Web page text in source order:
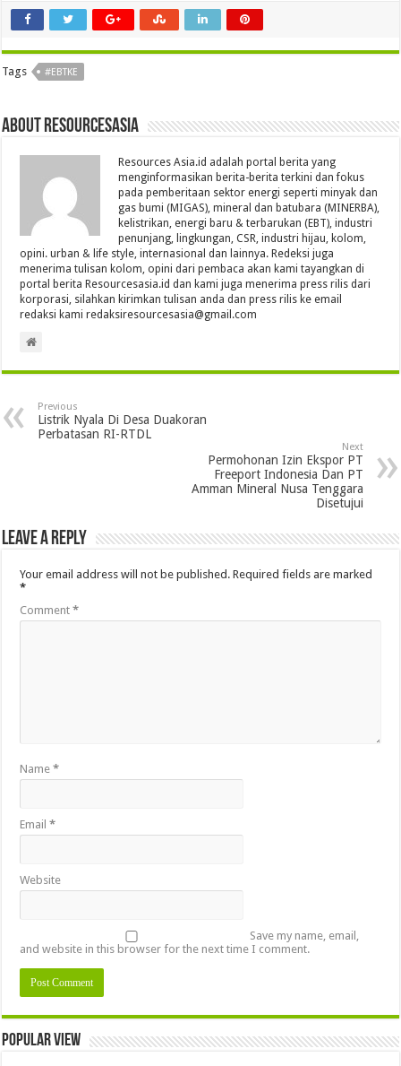
Tags #EBTKE
About Resourcesasia
Resources Asia.id adalah portal berita yang
menginformasikan berita-berita terkini dan fokus
pada pemberitaan sektor energi seperti minyak dan
gas bumi (MIGAS), mineral dan batubara (MINERBA),
kelistrikan, energi baru & terbarukan (EBT), industri
penunjang, lingkungan, CSR, industri hijau, kolom,
opini. urban & life style, internasional dan lainnya. Redeksi juga
menerima tulisan kolom, opini dari pembaca akan kami tayangkan di
portal berita Resourcesasia.id dan kami juga menerima press rilis dari
korporasi, silahkan kirimkan tulisan anda dan press rilis ke email
redaksi kami redaksiresourcesasia@gmail.com
Previous
Listrik Nyala Di Desa Duakoran
Perbatasan RI-RTDL
Next
Permohonan Izin Ekspor PT
Freeport Indonesia Dan PT
Amman Mineral Nusa Tenggara
Disetujui
Leave a Reply
Your email address will not be published. Required fields are marked
*
Comment*
Name*
Email*
Website
Save my name, email,
and website in this browser for the next time I comment.
Popular view